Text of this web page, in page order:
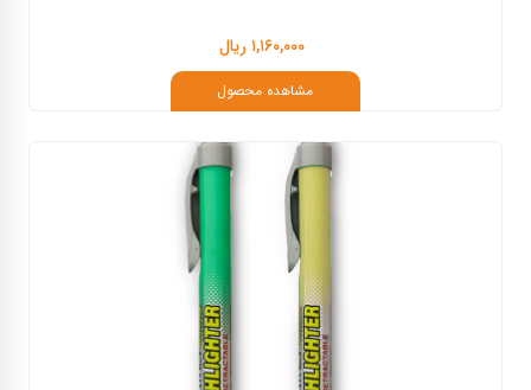
۱,۱۶۰,۰۰۰ ریال
مشاهده محصول